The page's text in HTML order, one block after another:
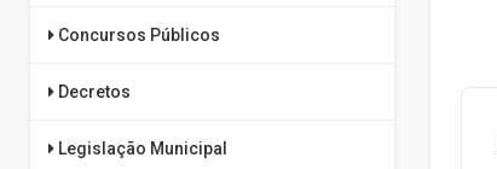
Concursos Públicos
Decretos
Legislação Municipal